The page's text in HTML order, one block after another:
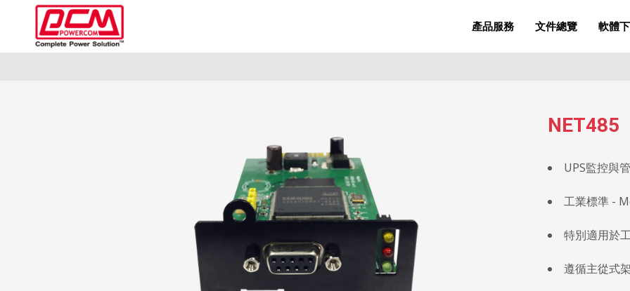
產品服務 文件總覽 軟體
NET485
UPS監控與
工業標準 -
特別適用於
遵循主從式